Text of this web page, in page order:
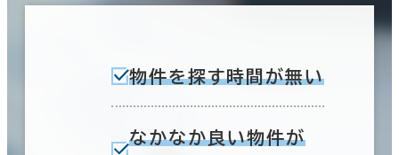
物件を探す時間が無い
なかなか良い物件が